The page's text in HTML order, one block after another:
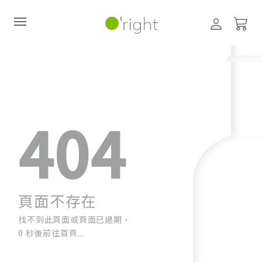
零碳禮盒
經典咖啡因系列
髮絲養護
臉部保養
404
頁面不存在
找不到此頁面或頁面已過期，
0 秒後前往首頁...